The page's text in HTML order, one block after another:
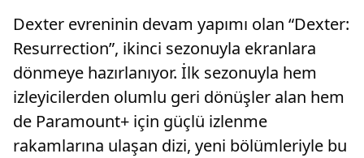
Dexter evreninin devam yapımı olan “Dexter:
Resurrection”, ikinci sezonuyla ekranlara
dönmeye hazırlanıyor. İlk sezonuyla hem
izleyicilerden olumlu geri dönüşler alan hem
de Paramount+ için güçlü izlenme
rakamlarına ulaşan dizi, yeni bölümleriyle bu